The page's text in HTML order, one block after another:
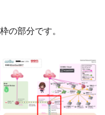
の部分です。